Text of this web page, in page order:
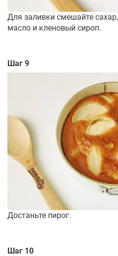
Для заливки смешайте
масло и кленовый сироп.
Шаг 9
Достаньте пирог.
Шаг 10